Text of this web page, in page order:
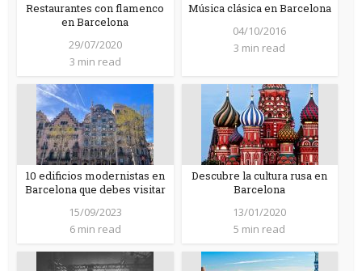
Restaurantes con flamenco
en Barcelona
29/07/2020
3 min read
Música clásica en Barcelona
04/10/2016
3 min read
10 edificios modernistas en
Barcelona que debes visitar
15/09/2023
6 min read
Descubre la cultura rusa en
Barcelona
13/01/2020
5 min read